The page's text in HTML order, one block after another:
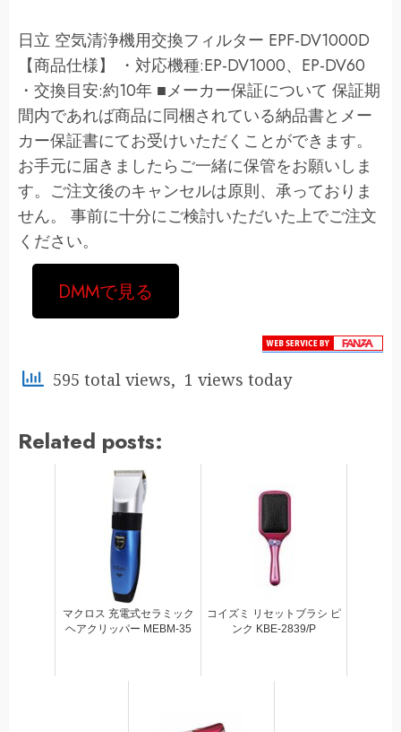
日立 空気清浄機用交換フィルター EPF-DV1000D
【商品仕様】 ・対応機種:EP-DV1000、EP-DV60
・交換目安:約10年 ■メーカー保証について 保証期
間内であれば商品に同梱されている納品書とメー
カー保証書にてお受けいただくことができます。
お手元に届きましたらご一緒に保管をお願いしま
す。ご注文後のキャンセルは原則、承っておりま
せん。 事前に十分にご検討いただいた上でご注文
ください。
DMMで見る
595 total views, 1 views today
Related posts:
マクロス 充電式セラミック
ヘアクリッパー MEBM-35
コイズミ リセットブラシ ピ
ンク KBE-2839/P